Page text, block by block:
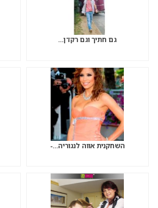
גם חתיך וגם רקדן…
השחקנית אווה לנגוריה…-